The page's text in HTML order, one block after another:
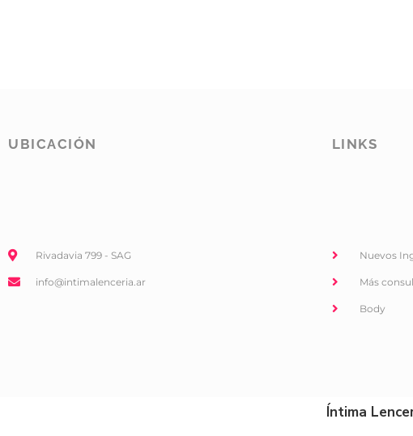
UBICACIÓN
Rivadavia 799 - SAG
info@intimalenceria.ar
LINKS
Nuevos
Más
Body
Íntima